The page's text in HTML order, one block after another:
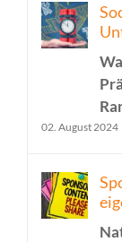
02. August 2024